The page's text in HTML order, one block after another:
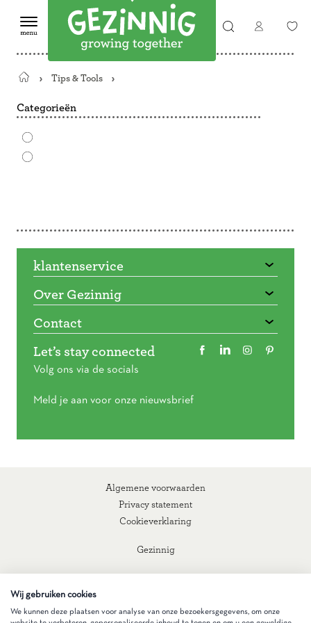
Terug
de
Tips & Tools
Categorieën
klantenservice
Over Gezinnig
Contact
Let’s stay connected
Volg ons via de socials
Meld je aan voor onze nieuwsbrief
Gezinnig
Algemene voorwaarden
Privacy statement
Cookieverklaring
Wij gebruiken cookies
We kunnen deze plaatsen voor analyse van onze bezoekersgegevens, om onze